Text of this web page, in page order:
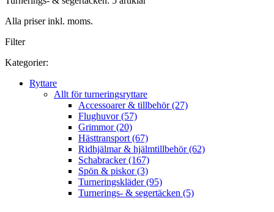
Alla priser inkl. moms.
Filter
Kategorier:
Ryttare
Allt för turneringsryttare
Accessoarer & tillbehör (27)
Flughuvor (57)
Grimmor (20)
Hästtransport (67)
Ridhjälmar & hjälmtillbehör (62)
Schabracker (167)
Spön & piskor (3)
Turneringskläder (95)
Turnerings- & segertäcken (5)